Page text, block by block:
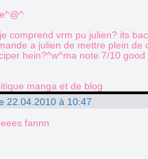
comprend vrm pu julien? its
a julien de mettre plein
hein?^w^ma note 7/10
manga et de blog
le 22.04.2010 à 10:47
fannn